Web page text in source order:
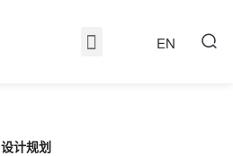
EN
设计规划